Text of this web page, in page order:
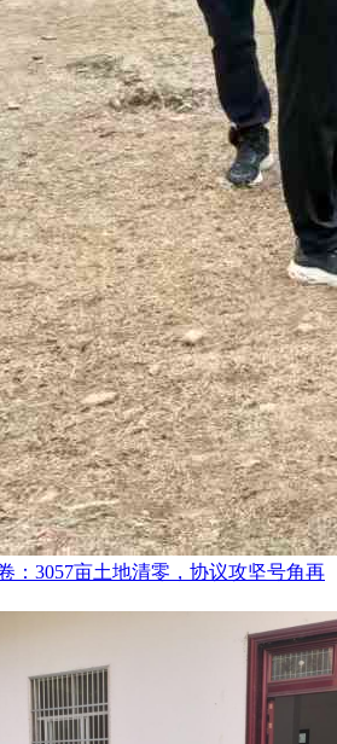
：3057亩土地清零，协议攻坚号角再